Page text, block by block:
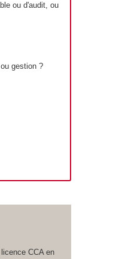
ou d'audit, ou
gestion ?
CCA en